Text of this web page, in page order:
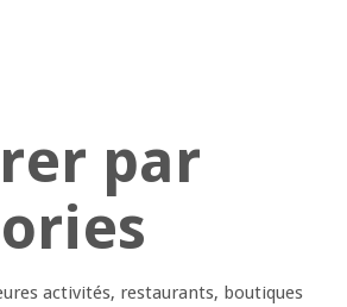
par
activités, restaurants, boutiques